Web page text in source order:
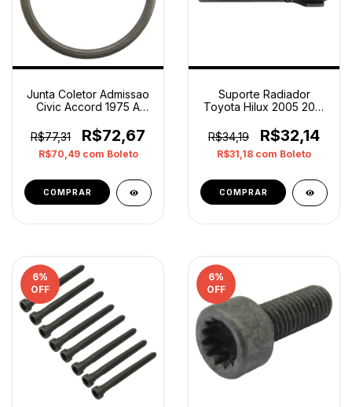
Junta Coletor Admissao
Civic Accord 1975 A
R$77,31
R$72,67
R$70,49 com Boleto
Suporte Radiador
Toyota Hilux 2005 2015
R$34,19
R$32,14
R$31,18 com Boleto
6%
OFF
6%
OFF